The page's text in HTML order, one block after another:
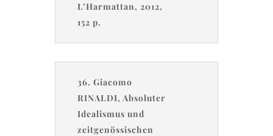
L’Harmattan, 2012,
152 p.
36. Giacomo
RINALDI, Absoluter
Idealismus und
zeitgenössischen